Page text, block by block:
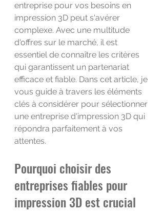
entreprise pour vos besoins en
impression 3D peut s'avérer
complexe. Avec une multitude
d'offres sur le marché, il est
essentiel de connaître les critères
qui garantissent un partenariat
efficace et fiable. Dans cet article, je
vous guide à travers les éléments
clés à considérer pour sélectionner
une entreprise d'impression 3D qui
répondra parfaitement à vos
attentes.
Pourquoi choisir des
entreprises fiables pour
impression 3D est crucial